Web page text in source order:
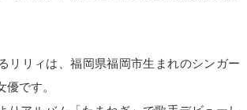
リリィは、福岡県福岡市生まれのシンガー
です。